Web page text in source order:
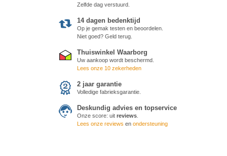
Zelfde dag verstuurd.
14 dagen bedenktijd
Op je gemak testen en beoordelen.
Niet goed? Geld terug.
Thuiswinkel Waarborg
Uw aankoop wordt beschermd.
Lees onze 10 zekerheden
2 jaar garantie
Volledige fabrieksgarantie.
Deskundig advies en topservice
Onze score: uit reviews
Lees onze reviews en ondersteuning